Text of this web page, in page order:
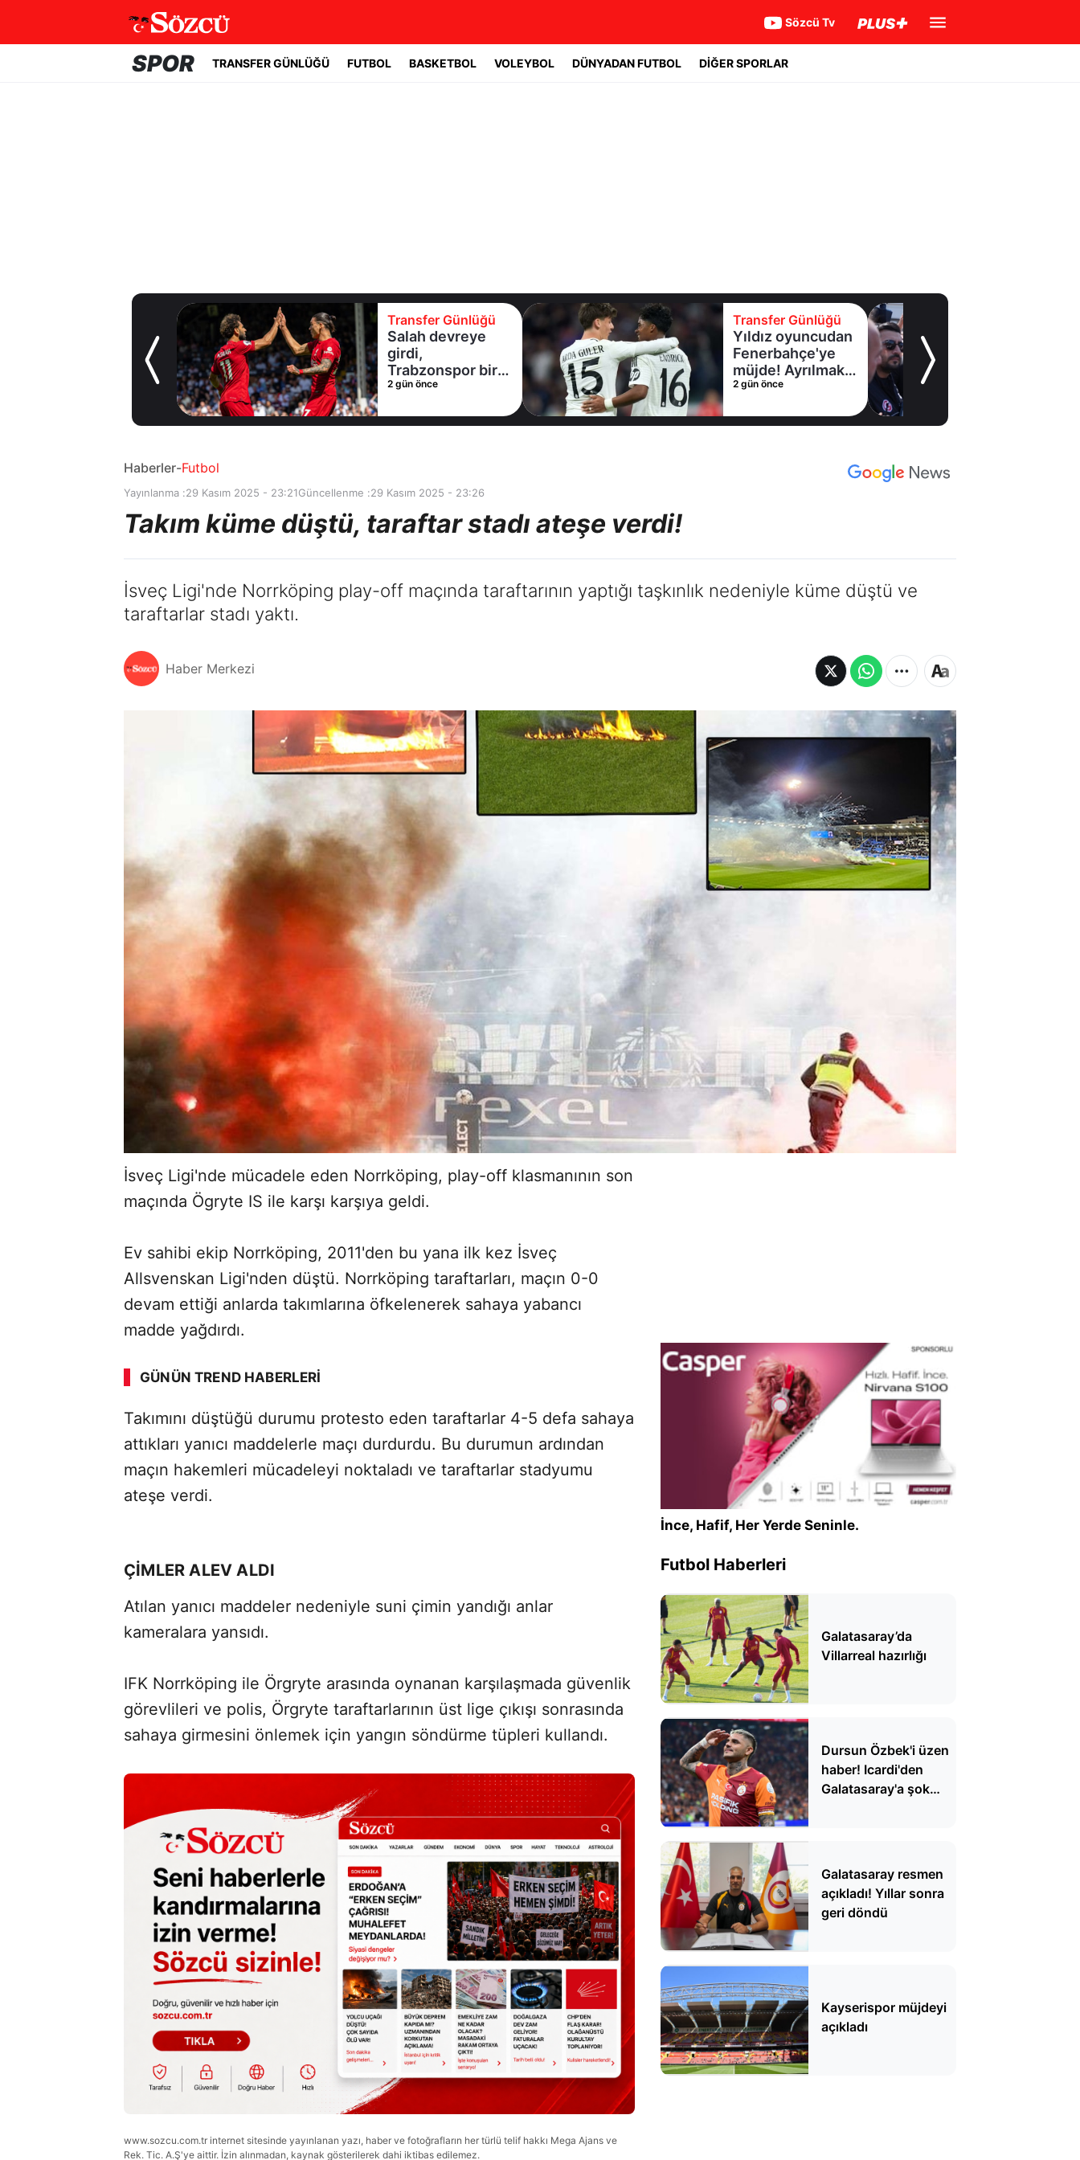
Sözcü Tv
SPOR TRANSFER GÜNLÜĞÜ FUTBOL BASKETBOL VOLEYBOL DÜNYADAN FUTBOL DİĞER SPORLAR
Transfer Günlüğü
Salah devreye
girdi,
Trabzonspor bir
yıldızı daha bitirdi
2 gün önce
Transfer Günlüğü
Yıldız oyuncudan
Fenerbahçe'ye
müjde! Ayrılmak
istiyor
2 gün önce
Transfer Günlüğü
Trabzonspor
Salah'a kavuştu!
Coşkulu
karşılama
2 gün önce
Haberler-Futbol
Yayınlanma :29 Kasım 2025 - 23:21Güncellenme :29 Kasım 2025 - 23:26
Takım küme düştü, taraftar stadı ateşe verdi!
İsveç Ligi'nde Norrköping play-off maçında taraftarının yaptığı taşkınlık nedeniyle küme düştü ve
taraftarlar stadı yaktı.
Haber Merkezi
İsveç Ligi'nde mücadele eden Norrköping, play-off klasmanının son
maçında Ögryte IS ile karşı karşıya geldi.
Ev sahibi ekip Norrköping, 2011'den bu yana ilk kez İsveç
Allsvenskan Ligi'nden düştü. Norrköping taraftarları, maçın 0-0
devam ettiği anlarda takımlarına öfkelenerek sahaya yabancı
madde yağdırdı.
GÜNÜN TREND HABERLERI
Takımını düştüğü durumu protesto eden taraftarlar 4-5 defa sahaya
attıkları yanıcı maddelerle maçı durdurdu. Bu durumun ardından
maçın hakemleri mücadeleyi noktaladı ve taraftarlar stadyumu
ateşe verdi.
ÇİMLER ALEV ALDI
Atılan yanıcı maddeler nedeniyle suni çimin yandığı anlar
kameralara yansıdı.
IFK Norrköping ile Örgryte arasında oynanan karşılaşmada güvenlik
görevlileri ve polis, Örgryte taraftarlarının üst lige çıkışı sonrasında
sahaya girmesini önlemek için yangın söndürme tüpleri kullandı.
www.sozcu.com.tr internet sitesinde yayınlanan yazı, haber ve fotoğrafların her türlü telif hakkı Mega Ajans ve
Rek. Tic. A.Ş'ye aittir. İzin alınmadan, kaynak gösterilerek dahi iktibas edilemez.
İnce, Hafif, Her Yerde Seninle.
Futbol Haberleri
Galatasaray’da
Villarreal hazırlığı
Dursun Özbek'i üzen
haber! Icardi'den
Galatasaray'a şok
Galatasaray resmen
açıkladı! Yıllar sonra
geri döndü
Kayserispor müjdeyi
açıkladı